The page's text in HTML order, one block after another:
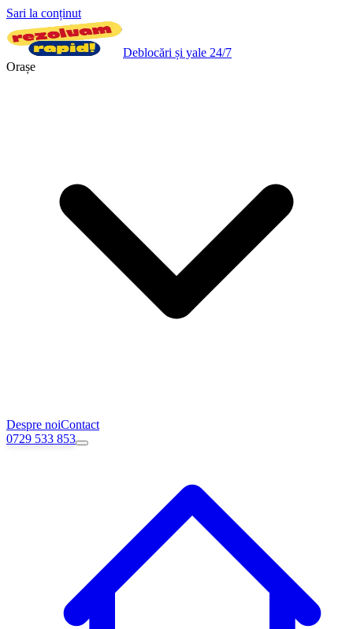
Sari la conținut
Deblocări și yale 24/7
Orașe
Despre noiContact
0729 533 853